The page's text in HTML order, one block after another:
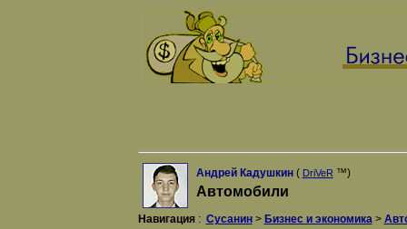
Андрей Кадушкин( DriVeR ™)
Автомобили
Навигация: Сусанин> Бизнес и экономика>